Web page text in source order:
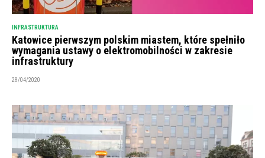
INFRASTRUKTURA
Katowice pierwszym polskim miastem, które spełniło
wymagania ustawy o elektromobilności w zakresie
infrastruktury
28/04/2020